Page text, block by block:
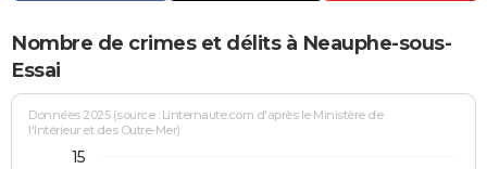
Bricolage
Lifestyle
Culture
Sport
Auto
Television
Voyage
Cinema
Nombre de crimes et délits à Neauphe-sous-
Essai
Données 2025 (source : Linternaute.com d'après le Ministère de
l'Intérieur et des Outre-Mer)
15